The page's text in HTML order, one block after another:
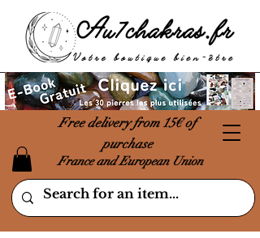
Free delivery from 15€ of
purchase
France and European Union